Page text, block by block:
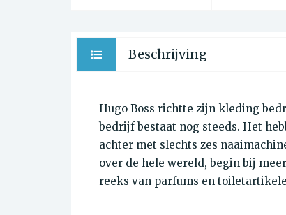
Beschrijving
Hugo Boss richtte zijn kleding
bedrijf bestaat nog steeds. Het
achter met slechts zes
over de hele wereld, begin bij
reeks van parfums en